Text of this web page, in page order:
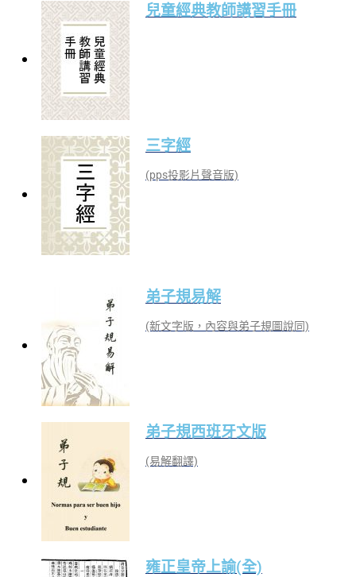
兒童經典教師講習手冊
三字經
(pps投影片聲音版)
弟子規易解
(新文字版，內容與弟子規圖說同)
弟子規西班牙文版
(易解翻譯)
雍正皇帝上諭(全)